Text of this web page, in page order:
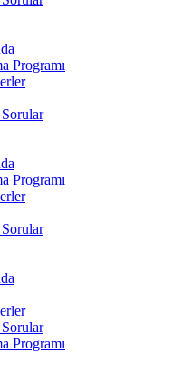
Programı
Sorular
Programı
Sorular
Sorular
Programı